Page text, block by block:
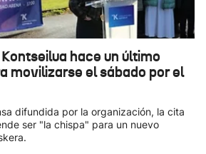
hace un último
movilizarse el sábado por el
difundida por la organización, la cita
ser "la chispa" para un nuevo